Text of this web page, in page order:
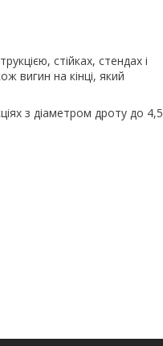
стійках, стендах і
вигин на кінці, який
з діаметром дроту до 4,5